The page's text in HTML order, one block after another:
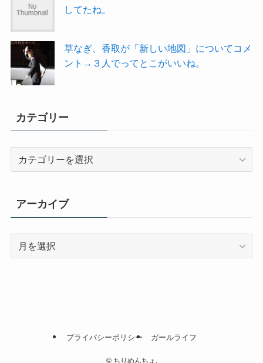
してたね。
草なぎ、香取が「新しい地図」についてコメ
ント→３人でってとこがいいね。
カテゴリー
リ
ー
アーカイブ
プライバシーポリシー ガールライフ
©ちりめんちょ.